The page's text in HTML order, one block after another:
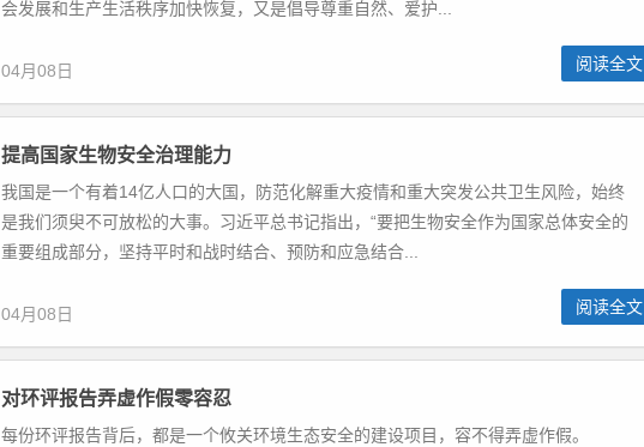
会发展和生产生活秩序加快恢复，又是倡导尊重自然、爱护...
04月08日 阅读全文
提高国家生物安全治理能力
我国是一个有着14亿人口的大国，防范化解重大疫情和重大突发公共卫生风险，始终
是我们须臾不可放松的大事。习近平总书记指出，“要把生物安全作为国家总体安全的
重要组成部分，坚持平时和战时结合、预防和应急结合...
04月08日 阅读全文
对环评报告弄虚作假零容忍
每份环评报告背后，都是一个攸关环境生态安全的建设项目，容不得弄虚作假。